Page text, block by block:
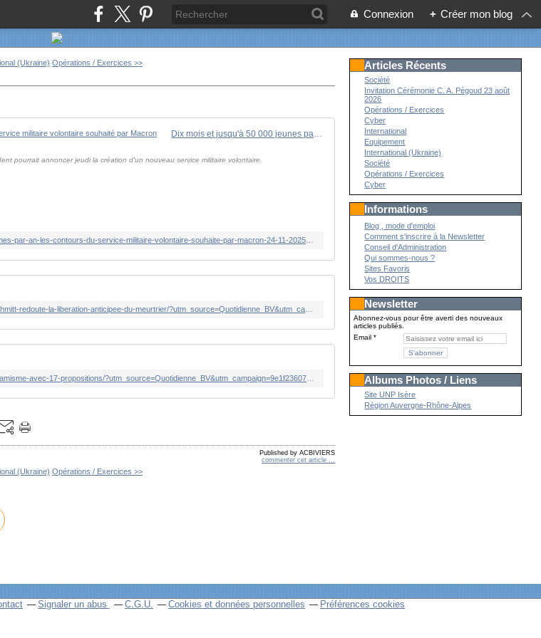
Connexion + Créer mon blog
(Ukraine) Opérations / Exercices >>
Dix mois et jusqu'à 50 000 jeunes par an : les contours du service militaire volontaire souhaité par Macron
pourrait annoncer jeudi la création d'un nouveau service militaire volontaire.
Published by ACBIVIERS
commenter cet article
(Ukraine) Opérations / Exercices >>
Articles Récents
Société
Invitation Cérémonie C. A. Pégoud 23 août
2026
Opérations / Exercices
Cyber
International
Equipement
International (Ukraine)
Société
Opérations / Exercices
Cyber
Informations
Blog , mode d'emploi
Comment s'inscrire à la Newsletter
Conseil d'Administration
Qui sommes-nous ?
Sites Favoris
Vos DROITS
Newsletter
Abonnez-vous pour être averti des nouveaux
articles publiés.
Email
Albums Photos / Liens
Site UNP Isère
Région Auvergne-Rhône-Alpes
Signaler un abus C.G.U. Cookies et données personnelles Préférences cookies